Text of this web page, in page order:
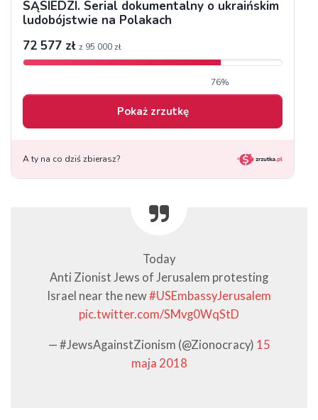
Today
Anti Zionist Jews of Jerusalem protesting
Israel near the new#USEmbassyJerusalem
pic.twitter.com/SMvg0WqStD
— #JewsAgainstZionism (@Zionocracy) 15
maja 2018